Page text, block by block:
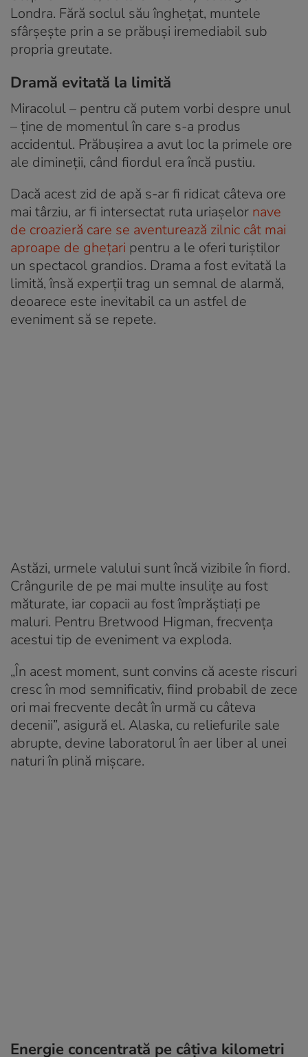
Londra. Fără soclul său înghețat, muntele
sfârșește prin a se prăbuși iremediabil sub
propria greutate.
Dramă evitată la limită
Miracolul – pentru că putem vorbi despre unul
– ține de momentul în care s-a produs
accidentul. Prăbușirea a avut loc la primele ore
ale dimineții, când fiordul era încă pustiu.
Dacă acest zid de apă s-ar fi ridicat câteva ore
mai târziu, ar fi intersectat ruta uriașelor nave
de croazieră care se aventurează zilnic cât mai
aproape de ghețari pentru a le oferi turiștilor
un spectacol grandios. Drama a fost evitată la
limită, însă experții trag un semnal de alarmă,
deoarece este inevitabil ca un astfel de
eveniment să se repete.
Astăzi, urmele valului sunt încă vizibile în fiord.
Crângurile de pe mai multe insulițe au fost
măturate, iar copacii au fost împrăștiați pe
maluri. Pentru Bretwood Higman, frecvența
acestui tip de eveniment va exploda.
„În acest moment, sunt convins că aceste riscuri
cresc în mod semnificativ, fiind probabil de zece
ori mai frecvente decât în urmă cu câteva
decenii”, asigură el. Alaska, cu reliefurile sale
abrupte, devine laboratorul în aer liber al unei
naturi în plină mișcare.
Energie concentrată pe câțiva kilometri